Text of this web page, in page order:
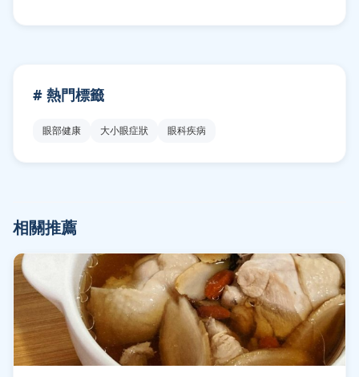
# 熱門標籤
眼部健康 大小眼症狀 眼科疾病
相關推薦